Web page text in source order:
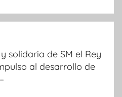
solidaria de SM el Rey
al desarrollo de